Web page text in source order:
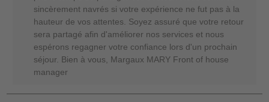
sincèrement navrés si votre expérience ne fut pas à la
hauteur de vos attentes. Soyez assuré que votre retour
sera partagé afin d'améliorer nos services et nous
espérons regagner votre confiance lors d'un prochain
séjour. Bien à vous, Margaux MARY Front of house
manager